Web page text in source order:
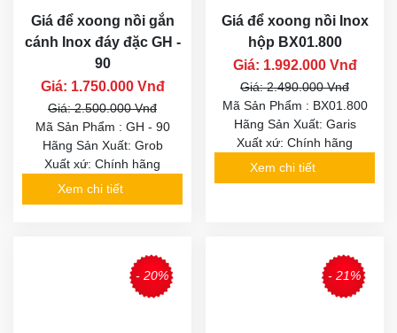
Giá để xoong nồi gắn
cánh Inox đáy đặc GH -
90
Giá: 1.750.000 Vnđ
Giá: 2.500.000 Vnđ
Mã Sản Phẩm : GH - 90
Hãng Sản Xuất: Grob
Xuất xứ: Chính hãng
Xem chi tiết
Giá để xoong nồi Inox
hộp BX01.800
Giá: 1.992.000 Vnđ
Giá: 2.490.000 Vnđ
Mã Sản Phẩm : BX01.800
Hãng Sản Xuất: Garis
Xuất xứ: Chính hãng
Xem chi tiết
- 20% - 21%